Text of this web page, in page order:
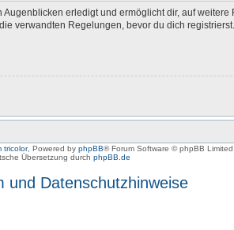
erledigt und ermöglicht dir, auf
verwandten Regelungen, bevor du dich
tricolor, Powered by phpBB® Forum Software © phpBB Limited
Übersetzung durch phpBB.de
und Datenschutzhinweise